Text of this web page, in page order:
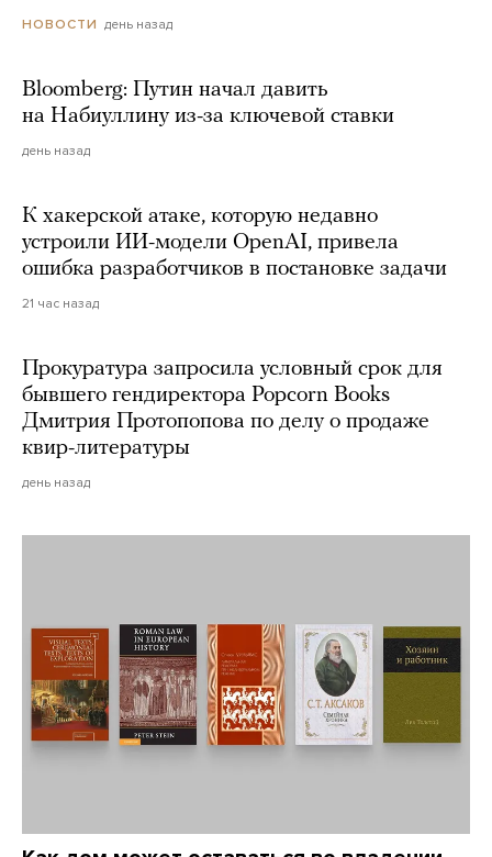
НОВОСТИ день назад
Bloomberg: Путин начал давить
на Набиуллину из-за ключевой ставки
день назад
К хакерской атаке, которую недавно
устроили ИИ-модели OpenAI, привела
ошибка разработчиков в постановке задачи
21 час назад
Прокуратура запросила условный срок для
бывшего гендиректора Popcorn Books
Дмитрия Протопопова по делу о продаже
квир-литературы
день назад